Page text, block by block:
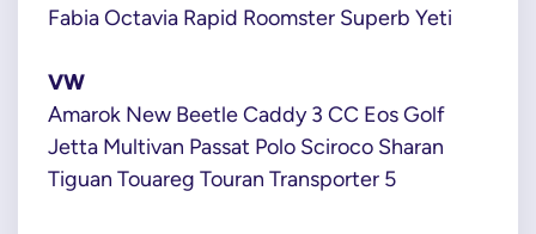
Fabia Octavia Rapid Roomster Superb Yeti
VW
Amarok New Beetle Caddy 3 CC Eos Golf
Jetta Multivan Passat Polo Sciroco Sharan
Tiguan Touareg Touran Transporter 5